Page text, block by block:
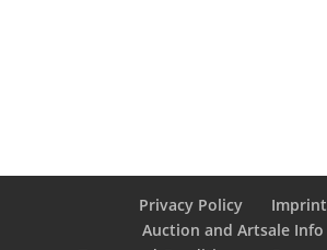
Privacy Policy
Imprint
Auction and Artsale Info